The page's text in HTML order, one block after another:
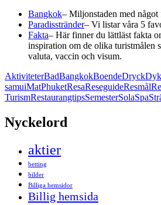
Bangkok– Miljonstaden med något
Paradisstränder– Vi listar våra 5
Fakta– Här finner du lättläst fakta
inspiration om de olika turistmålen
valuta, vaccin och visum.
AktiviteterBadBangkokBoendeDryck
samuiMatPhuketResaReseguideResmål
TurismRestaurangtipsSemesterSolaSpa
Nyckelord
aktier
betting
bilder
Billiga hemsidor
Billig hemsida